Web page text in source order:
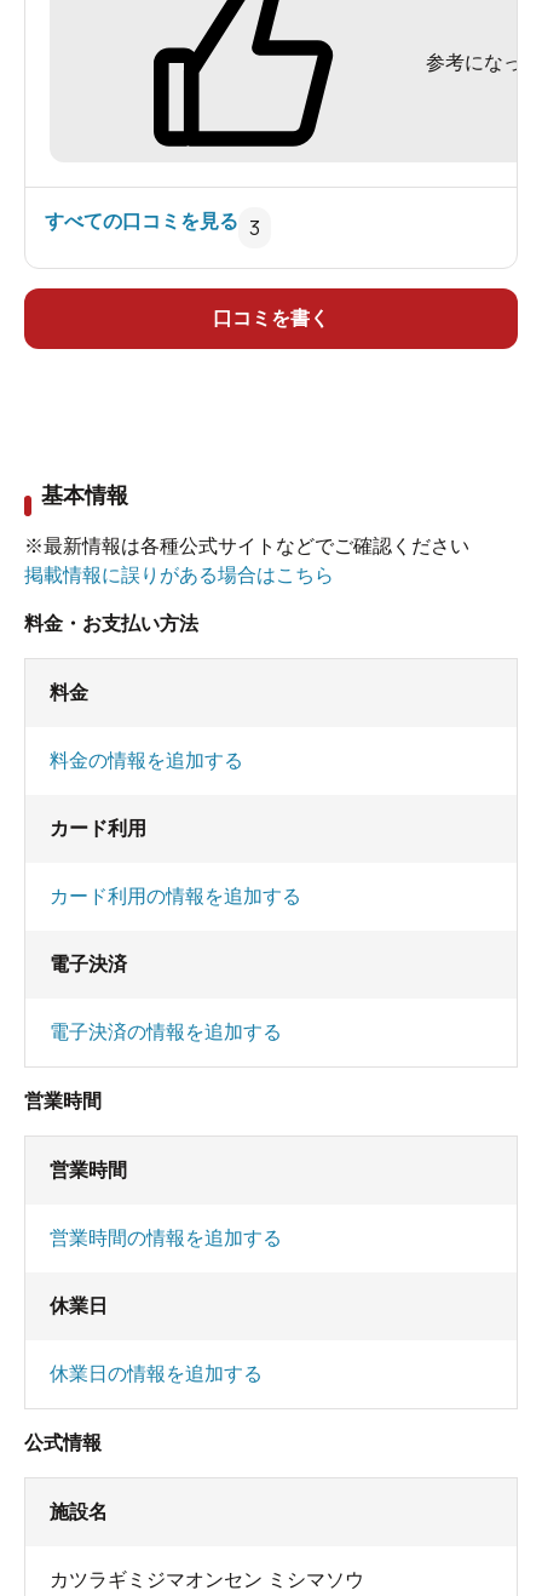
参考になった
すべての口コミを見る 3
口コミを書く
基本情報
※最新情報は各種公式サイトなどでご確認ください
掲載情報に誤りがある場合はこちら
料金・お支払い方法
料金
料金の情報を追加する
カード利用
カード利用の情報を追加する
電子決済
電子決済の情報を追加する
営業時間
営業時間
営業時間の情報を追加する
休業日
休業日の情報を追加する
公式情報
施設名
カツラギミジマオンセン ミシマソウ